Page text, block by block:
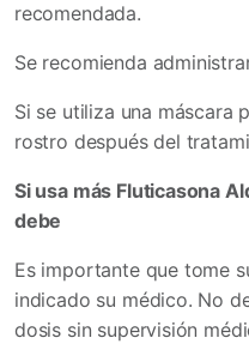
recomendada.
Se recomienda
Si se utiliza una máscara
rostro después del
Si usa más Fluticasona
debe
Es importante que tome
indicado su médico. No
dosis sin supervisión